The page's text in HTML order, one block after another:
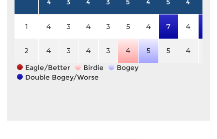
4 3 4 3 5 4 5 4
1 4 3 4 3 5 4 7 4
2 4 3 4 3 4 5 5 4
Eagle/Better
Birdie
Bogey
Double Bogey/Worse